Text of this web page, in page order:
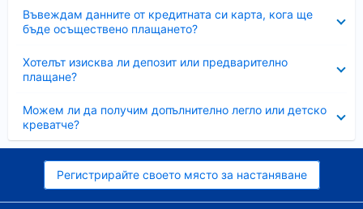
Въвеждам данните от кредитната си карта, кога ще
бъде осъществено плащането?
Хотелът изисква ли депозит или предварително
плащане?
Можем ли да получим допълнително легло или детско
креватче?
Регистрирайте своето място за настаняване